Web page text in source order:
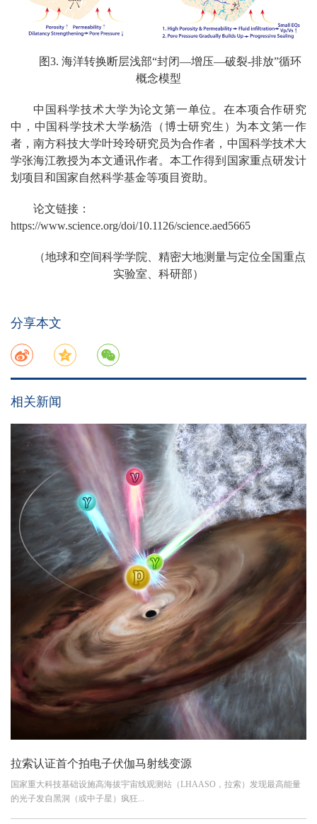
图3. 海洋转换断层浅部“封闭—增压—破裂-排放”循环
概念模型
中国科学技术大学为论文第一单位。在本项合作研究
中，中国科学技术大学杨浩（博士研究生）为本文第一作
者，南方科技大学叶玲玲研究员为合作者，中国科学技术大
学张海江教授为本文通讯作者。本工作得到国家重点研发计
划项目和国家自然科学基金等项目资助。
论文链接：
https://www.science.org/doi/10.1126/science.aed5665
（地球和空间科学学院、精密大地测量与定位全国重点
实验室、科研部）
分享本文
相关新闻
拉索认证首个拍电子伏伽马射线变源
国家重大科技基础设施高海拔宇宙线观测站（LHAASO，拉索）发现最高能量
的光子发自黑洞（或中子星）疯狂...